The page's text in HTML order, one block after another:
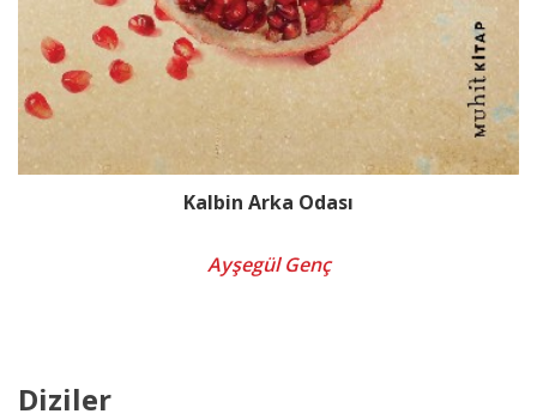
Diziler
Kalbin Arka Odası
Ayşegül Genç